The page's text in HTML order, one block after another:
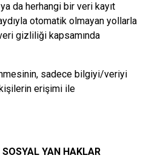
da herhangi bir veri kayıt
otomatik olmayan yollarla
gizliliği kapsamında
sadece bilgiyi/veriyi
erişimi ile
YAN HAKLAR